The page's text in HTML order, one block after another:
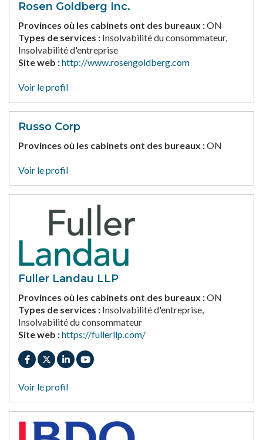
Rosen Goldberg Inc.
Provinces où les cabinets ont des bureaux :ON
Types de services : Insolvabilité du consommateur,
Insolvabilité d'entreprise
Site web :http://www.rosengoldberg.com
Voir le profil
Russo Corp
Provinces où les cabinets ont des bureaux :ON
Voir le profil
Fuller Landau LLP
Provinces où les cabinets ont des bureaux :ON
Types de services : Insolvabilité d'entreprise,
Insolvabilité du consommateur
Site web :https://fullerllp.com/
Voir le profil